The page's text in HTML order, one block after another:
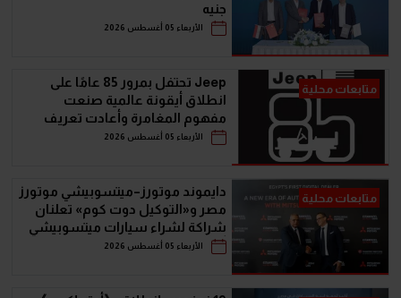
جنيه
الأربعاء 05 أغسطس 2026
متابعات محلية
Jeep تحتفل بمرور 85 عامًا على
انطلاق أيقونة عالمية صنعت
مفهوم المغامرة وأعادت تعريف
سيارات الـ SUV
الأربعاء 05 أغسطس 2026
متابعات محلية
دايموند موتورز–ميتسوبيشي موتورز
مصر و«التوكيل دوت كوم» تعلنان
شراكة لشراء سيارات ميتسوبيشي
أونلاين
الأربعاء 05 أغسطس 2026